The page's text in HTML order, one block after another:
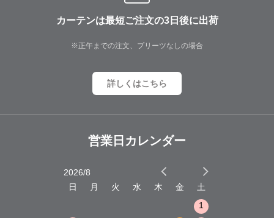
カーテンは最短ご注文の3日後に出荷
※正午までの注文、プリーツなしの場合
詳しくはこちら
営業日カレンダー
2026/8
日
月 火 水 木 金
土
1